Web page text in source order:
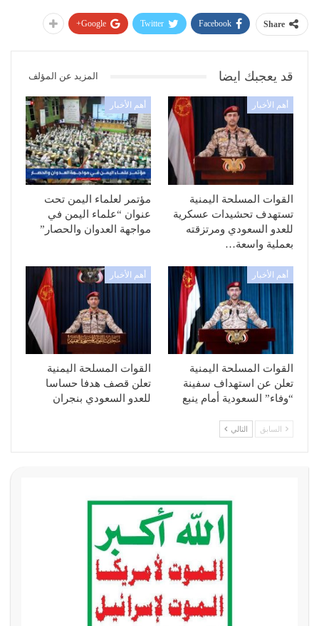
Share
Facebook
Twitter
Google+
قد يعجبك ايضا المزيد عن المؤلف
أهم الأخبار
القوات المسلحة اليمنية
تستهدف تحشيدات عسكرية
للعدو السعودي ومرتزقته
بعملية واسعة…
أهم الأخبار
مؤتمر لعلماء اليمن تحت
عنوان “علماء اليمن في
مواجهة العدوان والحصار”
أهم الأخبار
القوات المسلحة اليمنية
تعلن عن استهداف سفينة
“وفاء” السعودية أمام ينبع
أهم الأخبار
القوات المسلحة اليمنية
تعلن قصف هدفا حساسا
للعدو السعودي بنجران
السابق التالي